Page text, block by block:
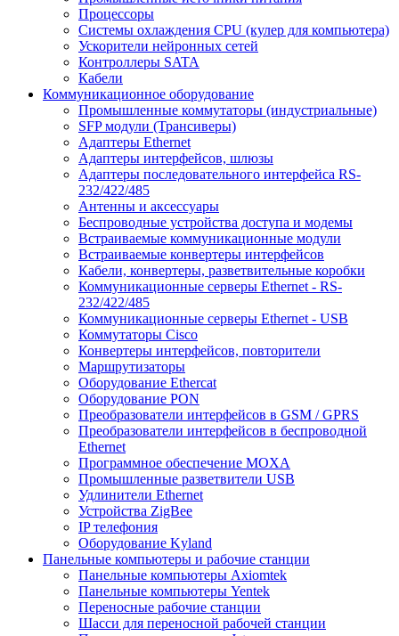
Процессоры
Системы охлаждения CPU (кулер для компьютера)
Ускорители нейронных сетей
Контроллеры SATA
Кабели
Коммуникационное оборудование
Промышленные коммутаторы (индустриальные)
SFP модули (Трансиверы)
Адаптеры Ethernet
Адаптеры интерфейсов, шлюзы
Адаптеры последовательного интерфейса RS-
232/422/485
Антенны и аксессуары
Беспроводные устройства доступа и модемы
Встраиваемые коммуникационные модули
Встраиваемые конвертеры интерфейсов
Кабели, конвертеры, разветвительные коробки
Коммуникационные серверы Ethernet - RS-
232/422/485
Коммуникационные серверы Ethernet - USB
Коммутаторы Cisco
Конвертеры интерфейсов, повторители
Маршрутизаторы
Оборудование Ethercat
Оборудование PON
Преобразователи интерфейсов в GSM / GPRS
Преобразователи интерфейсов в беспроводной
Ethernet
Программное обеспечение MOXA
Промышленные разветвители USB
Удлинители Ethernet
Устройства ZigBee
IP телефония
Оборудование Kyland
Панельные компьютеры и рабочие станции
Панельные компьютеры Axiomtek
Панельные компьютеры Yentek
Переносные рабочие станции
Шасси для переносной рабочей станции